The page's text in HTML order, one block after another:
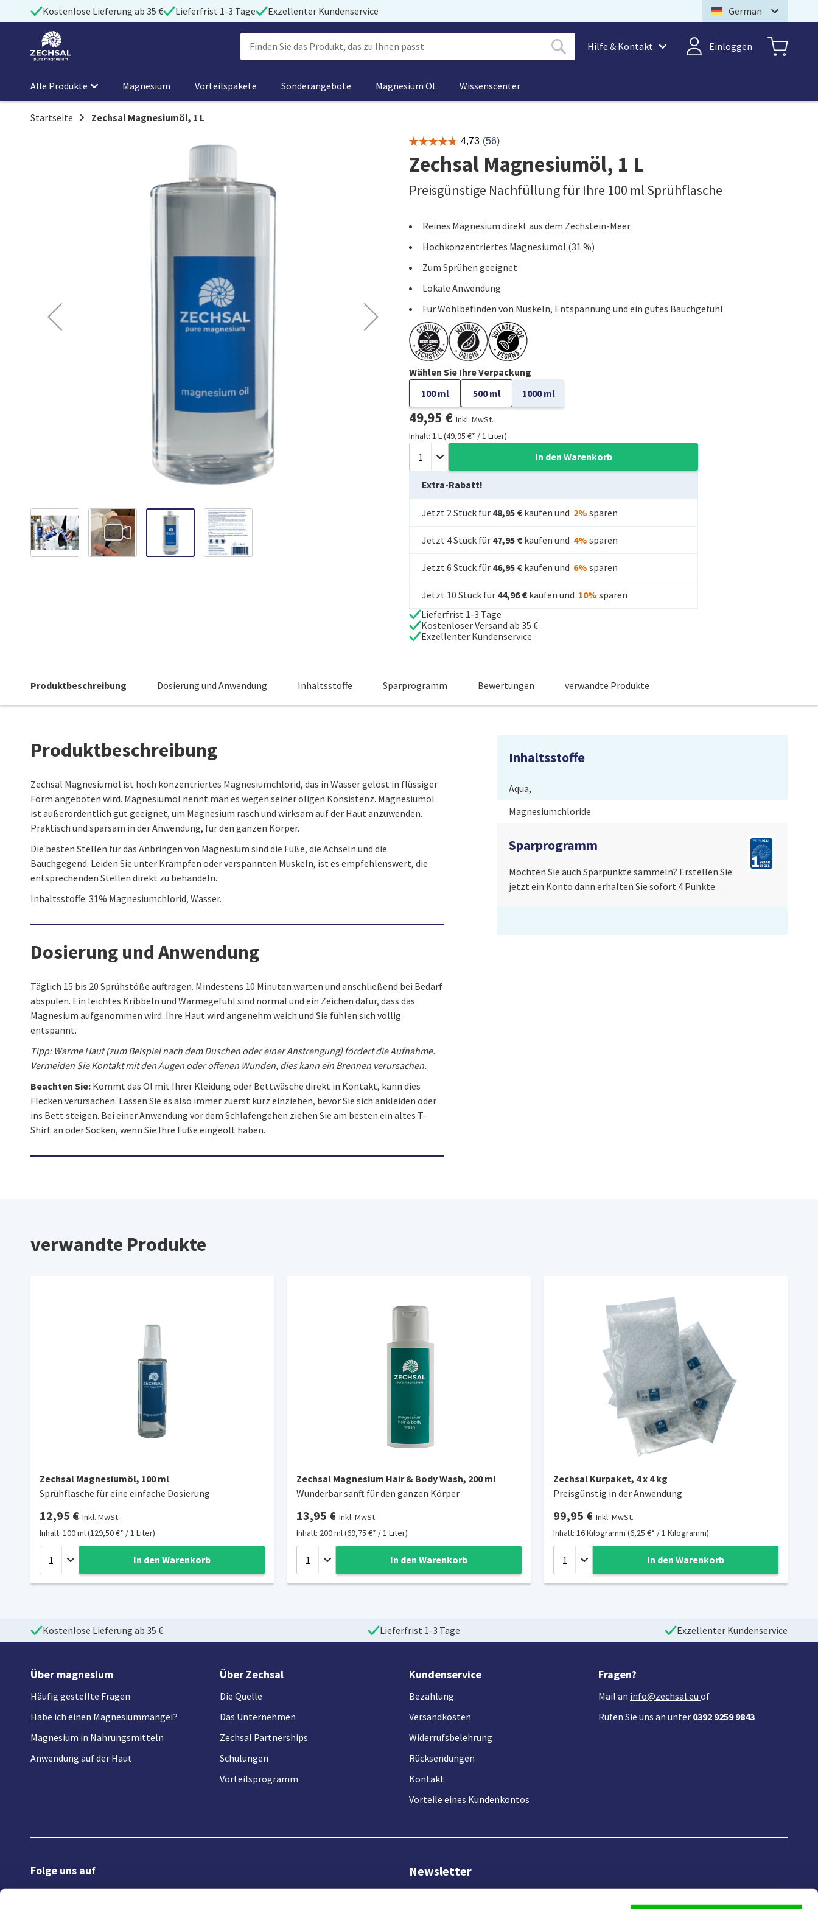
Kostenlose Lieferung ab 35 € Lieferfrist 1-3 Tage Exzellenter Kundenservice German
Hilfe & Kontakt Einloggen
Alle Produkte Magnesium Vorteilspakete Sonderangebote Magnesium Öl Wissenscenter
Startseite Zechsal Magnesiumöl, 1 L
Zechsal Magnesiumöl, 1 L
Preisgünstige Nachfüllung für Ihre 100 ml Sprühflasche
Reines Magnesium direkt aus dem Zechstein-Meer
Hochkonzentriertes Magnesiumöl (31 %)
Zum Sprühen geeignet
Lokale Anwendung
Für Wohlbefinden von Muskeln, Entspannung und ein gutes Bauchgefühl
Wählen Sie Ihre Verpackung
100 ml
500 ml 1000 ml
49,95 € Inkl. MwSt.
Inhalt: 1 L (49,95 €* / 1 Liter)
In den Warenkorb
Extra-Rabatt!
Jetzt 2 Stück für 48,95 € kaufen und 2% sparen
Jetzt 4 Stück für 47,95 € kaufen und 4% sparen
Jetzt 6 Stück für 46,95 € kaufen und 6% sparen
Jetzt 10 Stück für 44,96 € kaufen und 10% sparen
Lieferfrist 1-3 Tage
Kostenloser Versand ab 35 €
Exzellenter Kundenservice
Produktbeschreibung Dosierung und Anwendung Inhaltsstoffe Sparprogramm Bewertungen verwandte Produkte
Produktbeschreibung
Zechsal Magnesiumöl ist hoch konzentriertes Magnesiumchlorid, das in Wasser gelöst in flüssiger
Form angeboten wird. Magnesiumöl nennt man es wegen seiner öligen Konsistenz. Magnesiumöl
ist außerordentlich gut geeignet, um Magnesium rasch und wirksam auf der Haut anzuwenden.
Praktisch und sparsam in der Anwendung, für den ganzen Körper.
Die besten Stellen für das Anbringen von Magnesium sind die Füße, die Achseln und die
Bauchgegend. Leiden Sie unter Krämpfen oder verspannten Muskeln, ist es empfehlenswert, die
entsprechenden Stellen direkt zu behandeln.
Inhaltsstoffe: 31% Magnesiumchlorid, Wasser.
Dosierung und Anwendung
Täglich 15 bis 20 Sprühstöße auftragen. Mindestens 10 Minuten warten und anschließend bei Bedarf
abspülen. Ein leichtes Kribbeln und Wärmegefühl sind normal und ein Zeichen dafür, dass das
Magnesium aufgenommen wird. Ihre Haut wird angenehm weich und Sie fühlen sich völlig
entspannt.
Tipp: Warme Haut (zum Beispiel nach dem Duschen oder einer Anstrengung) fördert die Aufnahme.
Vermeiden Sie Kontakt mit den Augen oder offenen Wunden, dies kann ein Brennen verursachen.
Beachten Sie: Kommt das Öl mit Ihrer Kleidung oder Bettwäsche direkt in Kontakt, kann dies
Flecken verursachen. Lassen Sie es also immer zuerst kurz einziehen, bevor Sie sich ankleiden oder
ins Bett steigen. Bei einer Anwendung vor dem Schlafengehen ziehen Sie am besten ein altes T-
Shirt an oder Socken, wenn Sie Ihre Füße eingeölt haben.
Inhaltsstoffe
Aqua,
Magnesiumchloride
Sparprogramm
Möchten Sie auch Sparpunkte sammeln? Erstellen Sie
jetzt ein Konto dann erhalten Sie sofort 4 Punkte.
verwandte Produkte
Zechsal Magnesiumöl, 100 ml
Sprühflasche für eine einfache Dosierung
12,95 € Inkl. MwSt.
Inhalt: 100 ml (129,50 €* / 1 Liter)
In den Warenkorb
Zechsal Magnesium Hair & Body Wash, 200 ml
Wunderbar sanft für den ganzen Körper
13,95 € Inkl. MwSt.
Inhalt: 200 ml (69,75 €* / 1 Liter)
In den Warenkorb
Zechsal Kurpaket, 4 x 4 kg
Preisgünstig in der Anwendung
99,95 € Inkl. MwSt.
Inhalt: 16 Kilogramm (6,25 €* / 1 Kilogramm)
In den Warenkorb
Kostenlose Lieferung ab 35 € Lieferfrist 1-3 Tage Exzellenter Kundenservice
Über magnesium
Häufig gestellte Fragen
Habe ich einen Magnesiummangel?
Magnesium in Nahrungsmitteln
Anwendung auf der Haut
Über Zechsal
Die Quelle
Das Unternehmen
Zechsal Partnerships
Schulungen
Vorteilsprogramm
Kundenservice
Bezahlung
Versandkosten
Widerrufsbelehrung
Rücksendungen
Kontakt
Vorteile eines Kundenkontos
Fragen?
Mail an info@zechsal.eu of
Rufen Sie uns an unter 0392 9259 9843
Folge uns auf Newsletter